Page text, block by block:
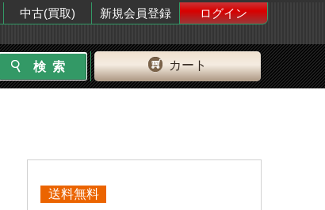
中古(買取) 新規会員登録
ログイン
カート
送料無料